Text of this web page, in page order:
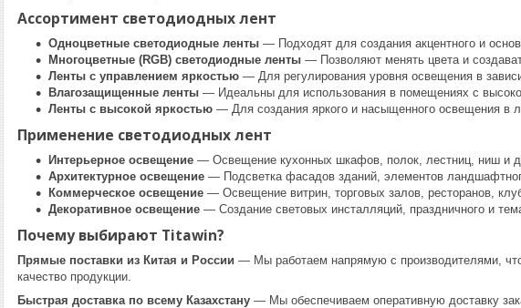
Ассортимент светодиодных лент
Одноцветные светодиодные ленты — Подходят для создания акцентного и
Многоцветные (RGB) светодиодные ленты — Позволяют менять цвета и
Ленты с управлением яркостью — Для регулирования уровня освещения в
Влагозащищенные ленты — Идеальны для использования в помещениях с
Ленты с высокой яркостью — Для создания яркого и насыщенного освещения в
Применение светодиодных лент
Интерьерное освещение — Освещение кухонных шкафов, полок, лестниц, ниш и
Архитектурное освещение — Подсветка фасадов зданий, элементов
Коммерческое освещение — Освещение витрин, торговых залов, ресторанов,
Декоративное освещение — Создание световых инсталляций, праздничного и
Почему выбирают Titawin?
Прямые поставки из Китая и России — Мы работаем напрямую с производителями,
качество продукции.
Быстрая доставка по всему Казахстану — Мы обеспечиваем оперативную доставку